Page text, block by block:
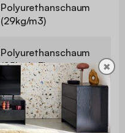
Polyurethanschaum
(29kg/m3)
Polyurethanschaum
(25kg/m3)
Polyurethanschaum
(16kg/m3)
✖